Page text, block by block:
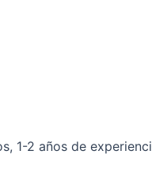
1-2 años de